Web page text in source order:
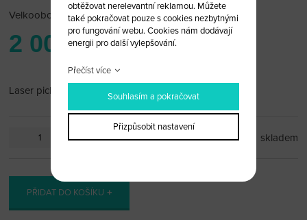
Velkoobchodní cena:po přihlášení
2 000 Kč
Laser pick TOY43 Toyota
ks skladem
PŘIDAT DO KOŠÍKU
obtěžovat nerelevantní reklamou. Můžete
také pokračovat pouze s cookies nezbytnými
pro fungování webu. Cookies nám dodávají
energii pro další vylepšování.
Přečíst více
Souhlasím a pokračovat
Přizpůsobit nastavení